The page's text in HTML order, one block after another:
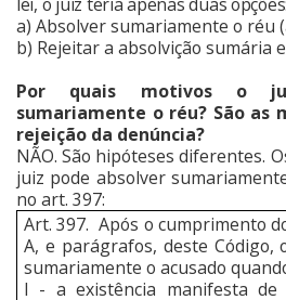
lei, o juiz teria apenas duas opções:
a) Absolver sumariamente o réu
b) Rejeitar a absolvição sumária
Por quais motivos o
sumariamente o réu? São as
rejeição da denúncia?
NÃO. São hipóteses diferentes.
juiz pode absolver
no art. 397:
Art. 397. Após o cumprimento
A, e parágrafos, deste Código,
sumariamente o acusado
I - a existência manifesta de